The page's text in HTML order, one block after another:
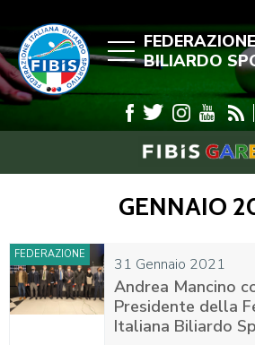
BILIARDO
GENNAIO
31 Gennaio 2021
FEDERAZIONE
Andrea Mancino
Presidente della
Italiana Biliardo